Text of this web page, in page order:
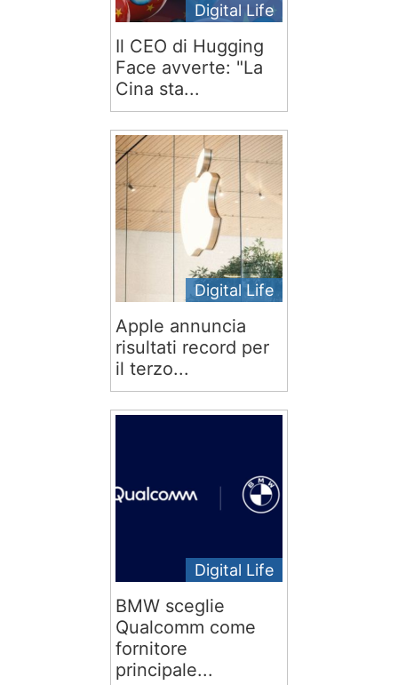
Digital Life
Il CEO di Hugging
Face avverte: "La
Cina sta...
Digital Life
Apple annuncia
risultati record per
il terzo...
Digital Life
BMW sceglie
Qualcomm come
fornitore
principale...